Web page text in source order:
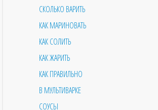
СКОЛЬКО ВАРИТЬ
КАК МАРИНОВАТЬ
КАК СОЛИТЬ
КАК ЖАРИТЬ
КАК ПРАВИЛЬНО
В МУЛЬТИВАРКЕ
СОУСЫ